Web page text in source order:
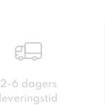
2-6 dagers
leveringstid